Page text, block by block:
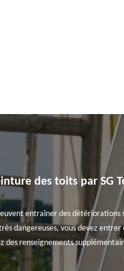
des toits par SG
entraîner des
dangereuses, vous devez
des renseignements